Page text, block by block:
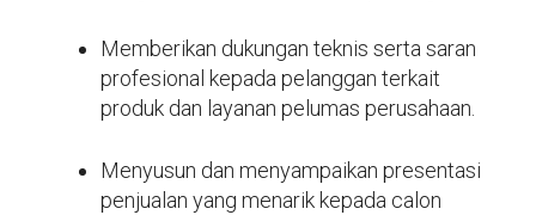
Memberikan dukungan teknis serta saran
profesional kepada pelanggan terkait
produk dan layanan pelumas perusahaan.
Menyusun dan menyampaikan presentasi
penjualan yang menarik kepada calon